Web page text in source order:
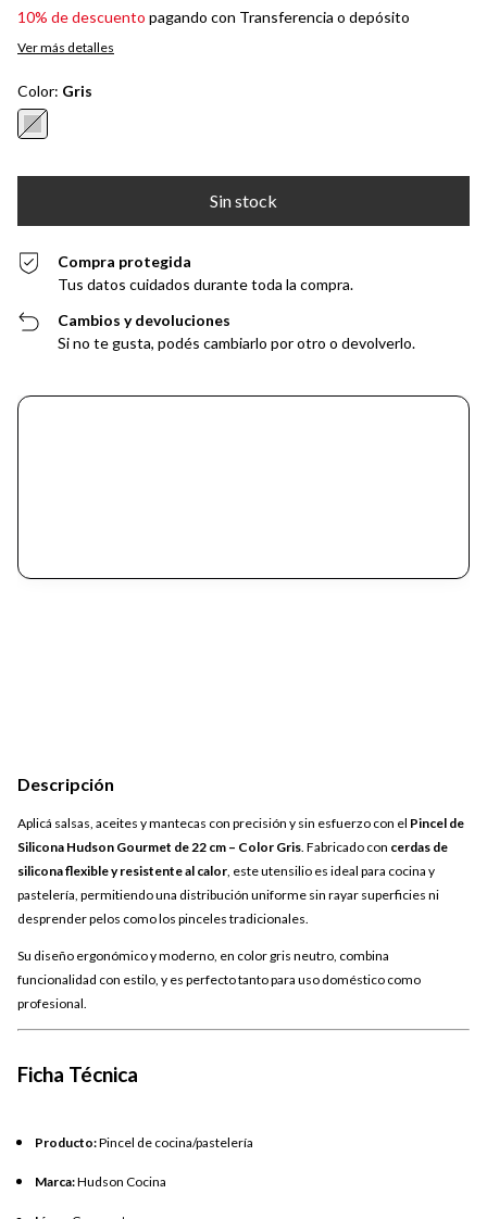
10% de descuento pagando con Transferencia o depósito
Ver más detalles
Color: Gris
Compra protegida
Tus datos cuidados durante toda la compra.
Cambios y devoluciones
Si no te gusta, podés cambiarlo por otro o devolverlo.
Descripción
Aplicá salsas, aceites y mantecas con precisión y sin esfuerzo con el Pincel de
Silicona Hudson Gourmet de 22 cm – Color Gris . Fabricado con cerdas de
silicona flexible y resistente al calor , este utensilio es ideal para cocina y
pastelería, permitiendo una distribución uniforme sin rayar superficies ni
desprender pelos como los pinceles tradicionales.
Su diseño ergonómico y moderno, en color gris neutro, combina
funcionalidad con estilo, y es perfecto tanto para uso doméstico como
profesional.
Ficha Técnica
Producto:Pincel de cocina/pastelería
Marca:Hudson Cocina